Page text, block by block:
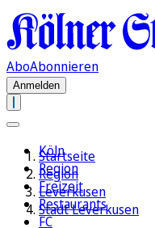
AboAbonnieren
Anmelden
Köln
Region
Freizeit
Restaurants
FC
Startseite
Region
Leverkusen
Stadt Leverkusen